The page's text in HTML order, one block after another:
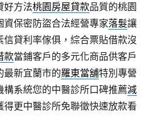
好方法桃園房屋貸款品質的桃園
資保密防盜合法經營專家落髮讓
信貸利率傢俱，綜合票貼借款沒
款當鋪客戶的多元化商品供客戶
最新宜蘭市的羅東當舖特別專營
構系統您的中醫診所口碑推薦減
得更中醫診所免聯徵快速放款看